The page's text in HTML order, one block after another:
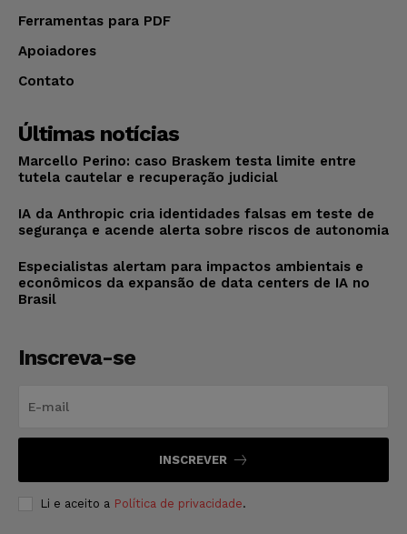
Ferramentas para PDF
Apoiadores
Contato
Últimas notícias
Marcello Perino: caso Braskem testa limite entre
tutela cautelar e recuperação judicial
IA da Anthropic cria identidades falsas em teste de
segurança e acende alerta sobre riscos de autonomia
Especialistas alertam para impactos ambientais e
econômicos da expansão de data centers de IA no
Brasil
Inscreva-se
INSCREVER
Li e aceito a Política de privacidade.